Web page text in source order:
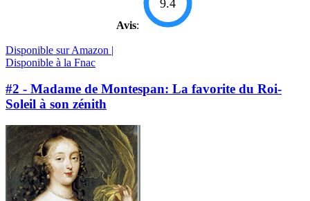
Avis:
9.4
Disponible sur Amazon |
Disponible à la Fnac
#2 - Madame de Montespan: La favorite du Roi-
Soleil à son zénith